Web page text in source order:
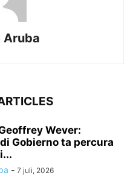
Aruba
Wever:
Gobierno ta percura
- 7 juli, 2026